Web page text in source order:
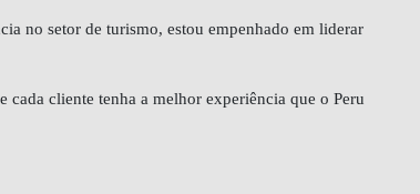
no setor de turismo, estou empenhado em liderar
cada cliente tenha a melhor experiência que o Peru